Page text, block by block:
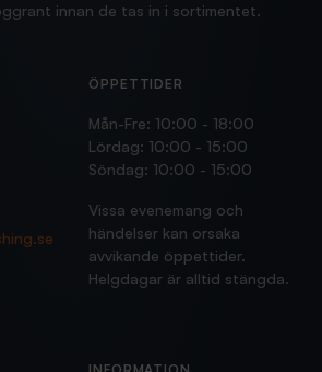
innan de tas in i sortimentet.
ÖPPETTIDER
Mån-Fre: 10:00 - 18:00
Lördag: 10:00 - 15:00
Söndag: 10:00 - 15:00
Vissa evenemang och
händelser kan orsaka
avvikande öppettider.
Helgdagar är alltid stängda.